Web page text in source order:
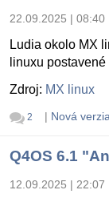
22.09.2025 | 08:40
Ludia okolo MX
linuxu
Zdroj: MX linux
2 | Nová
Q4OS 6.1
12.09.2025 | 22:07